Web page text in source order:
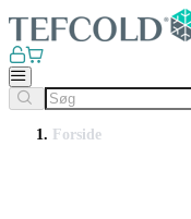
Forside